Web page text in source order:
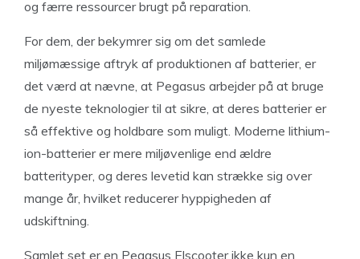
og færre ressourcer brugt på reparation.
For dem, der bekymrer sig om det samlede
miljømæssige aftryk af produktionen af batterier, er
det værd at nævne, at Pegasus arbejder på at bruge
de nyeste teknologier til at sikre, at deres batterier er
så effektive og holdbare som muligt. Moderne lithium-
ion-batterier er mere miljøvenlige end ældre
batterityper, og deres levetid kan strække sig over
mange år, hvilket reducerer hyppigheden af
udskiftning.
Samlet set er en Pegasus Elscooter ikke kun en